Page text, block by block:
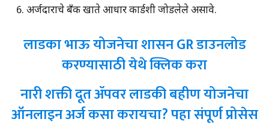
अर्जदाराचे बँक खाते आधार कार्डशी जोडलेले असावे.
लाडका भाऊ योजनेचा शासन GR डाउनलोड
करण्यासाठी येथे क्लिक करा
नारी शक्ती दूत ॲपवर लाडकी बहीण योजनेचा
ऑनलाइन अर्ज कसा करायचा? पहा संपूर्ण प्रोसेस